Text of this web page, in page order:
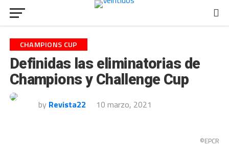
CHAMPIONS CUP
Definidas las eliminatorias de
Champions y Challenge Cup
by Revista22 10 marzo, 2021
©EPCR